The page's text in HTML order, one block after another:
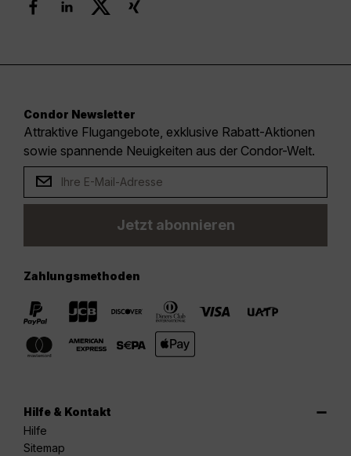
Condor Newsletter
Attraktive Flugangebote, exklusive Rabatt-Aktionen
sowie spannende Neuigkeiten aus der Condor-Welt.
Jetzt abonnieren
Zahlungsmethoden
Hilfe & Kontakt
Hilfe
Sitemap